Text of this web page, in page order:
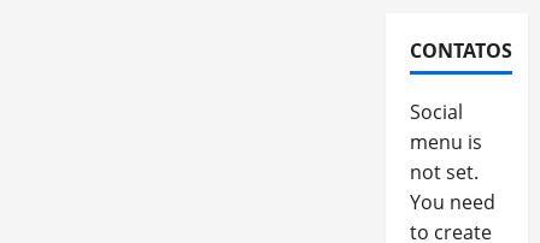
CONTATOS
Social
menu is
not set.
You need
to create